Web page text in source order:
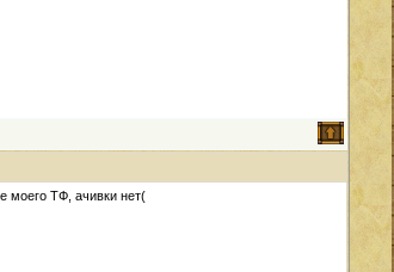
моего ТФ, ачивки нет(